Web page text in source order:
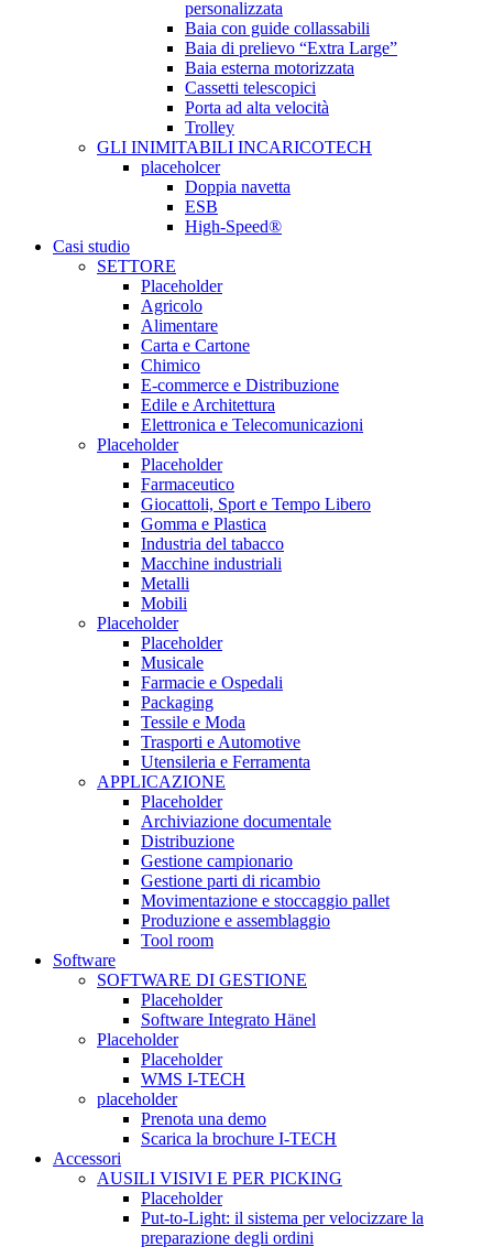
personalizzata
Baia con guide collassabili
Baia di prelievo “Extra Large”
Baia esterna motorizzata
Cassetti telescopici
Porta ad alta velocità
Trolley
GLI INIMITABILI INCARICOTECH
placeholcer
Doppia navetta
ESB
High-Speed®
Casi studio
SETTORE
Placeholder
Agricolo
Alimentare
Carta e Cartone
Chimico
E-commerce e Distribuzione
Edile e Architettura
Elettronica e Telecomunicazioni
Placeholder
Placeholder
Farmaceutico
Giocattoli, Sport e Tempo Libero
Gomma e Plastica
Industria del tabacco
Macchine industriali
Metalli
Mobili
Placeholder
Placeholder
Musicale
Farmacie e Ospedali
Packaging
Tessile e Moda
Trasporti e Automotive
Utensileria e Ferramenta
APPLICAZIONE
Placeholder
Archiviazione documentale
Distribuzione
Gestione campionario
Gestione parti di ricambio
Movimentazione e stoccaggio pallet
Produzione e assemblaggio
Tool room
Software
SOFTWARE DI GESTIONE
Placeholder
Software Integrato Hänel
Placeholder
Placeholder
WMS I-TECH
placeholder
Prenota una demo
Scarica la brochure I-TECH
Accessori
AUSILI VISIVI E PER PICKING
Placeholder
Put-to-Light: il sistema per velocizzare la
preparazione degli ordini